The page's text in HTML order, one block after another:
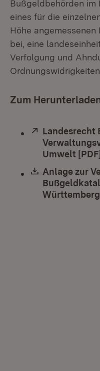
Bußgeldbehörden im
eines für die
Höhe
bei, eine
Verfolgung und
Zum
Extern:
Landesrecht
Umwelt [PDF]
Download:
Anlage zur
Württemberg